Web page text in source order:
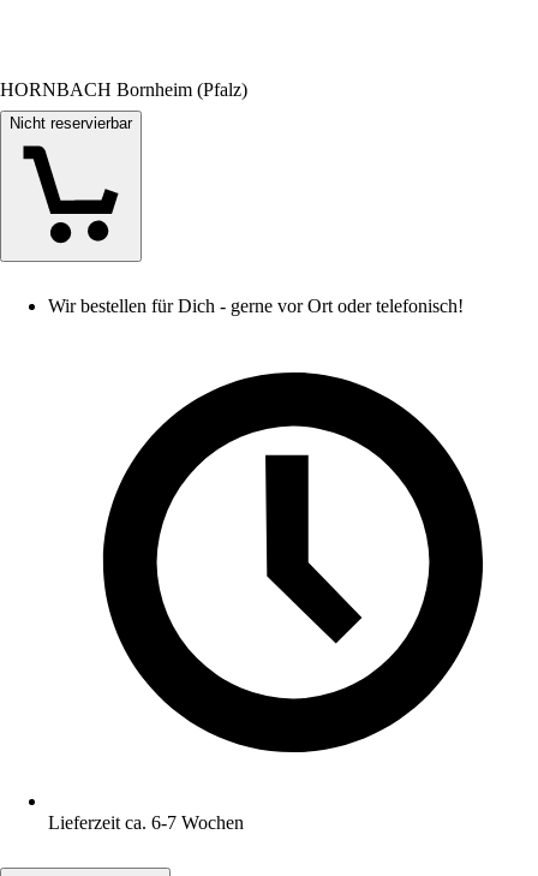
HORNBACH Bornheim (Pfalz)
Nicht reservierbar
Wir bestellen für Dich - gerne vor Ort oder telefonisch!
Lieferzeit ca. 6-7 Wochen